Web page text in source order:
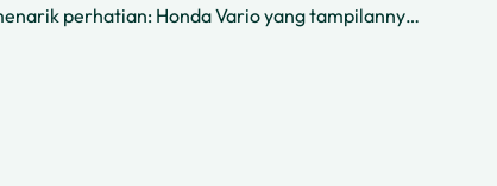
perhatian: Honda Vario yang tampilannya
Yamaha Fazzio yang punya gaya retro dan chic.